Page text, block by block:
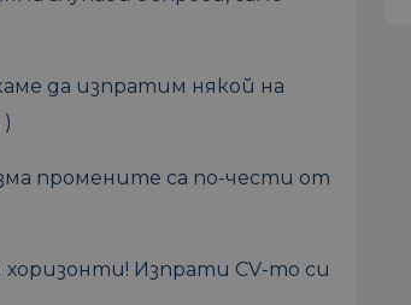
да изпратим някой на
промените са по-чести от
хоризонти! Изпрати CV-то си